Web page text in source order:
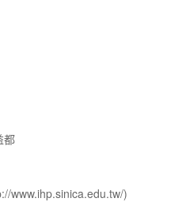
都
www.ihp.sinica.edu.tw/)